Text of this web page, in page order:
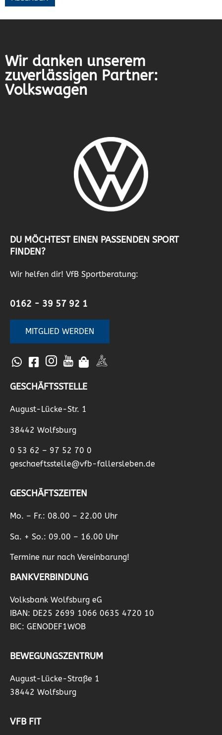
Wir danken unserem
zuverlässigen Partner:
Volkswagen
DU MÖCHTEST EINEN PASSENDEN SPORT
FINDEN?
Wir helfen dir! VfB Sportberatung:
0162 - 39 57 92 1
MITGLIED WERDEN
GESCHÄFTSSTELLE
August-Lücke-Str. 1
38442 Wolfsburg
0 53 62 – 97 52 70 0
geschaeftsstelle@vfb-fallersleben.de
GESCHÄFTSZEITEN
Mo. – Fr.: 08.00 – 22.00 Uhr
Sa. + So.: 09.00 – 16.00 Uhr
Termine nur nach Vereinbarung!
BANKVERBINDUNG
Volksbank Wolfsburg eG
IBAN: DE25 2699 1066 0635 4720 10
BIC: GENODEF1WOB
BEWEGUNGSZENTRUM
August-Lücke-Straße 1
38442 Wolfsburg
VFB FIT